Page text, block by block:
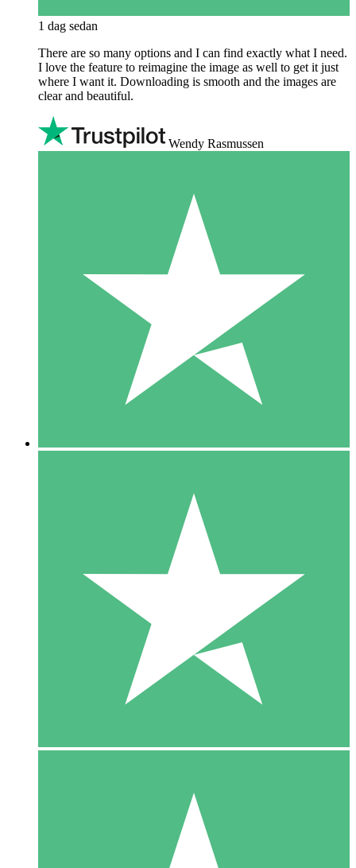
1 dag sedan
There are so many options and I can find exactly what I need.
I love the feature to reimagine the image as well to get it just
where I want it. Downloading is smooth and the images are
clear and beautiful.
Wendy Rasmussen